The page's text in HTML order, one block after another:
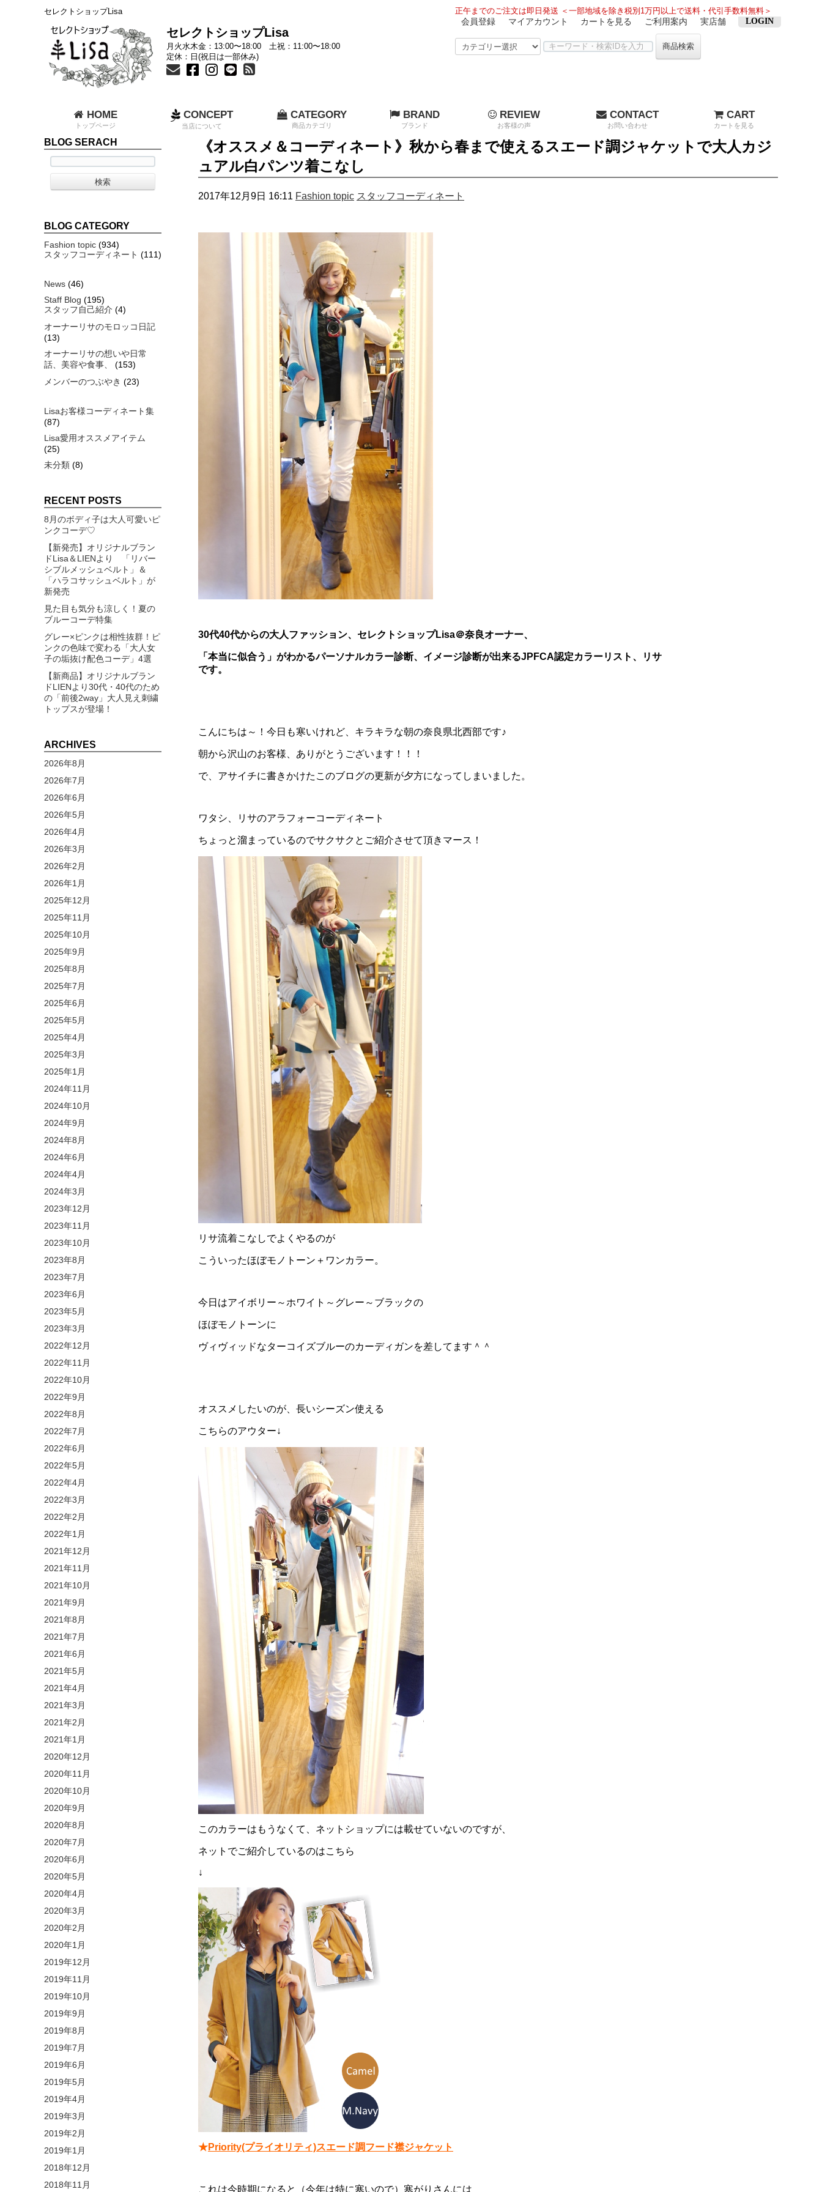
正午までのご注文は即日発送 ＜一部地域を除き税別1万円以上で送料・代引手数料無料＞
会員登録 マイアカウント カートを見る ご利用案内 実店舗 LOGIN
商品検索
セレクトショップLisa
セレクトショップLisa
月火水木金：13:00〜18:00 土祝：11:00〜18:00
定休：日(祝日は一部休み)
HOME
トップページ
CONCEPT
当店について
CATEGORY
商品カテゴリ
BRAND
ブランド
REVIEW
お客様の声
CONTACT
お問い合わせ
CART
カートを見る
《オススメ＆コーディネート》秋から春まで使えるスエード調ジャケットで大人カジ
ュアル白パンツ着こなし
2017年12月9日 16:11 Fashion topic スタッフコーディネート
30代40代からの大人ファッション、セレクトショップLisa＠奈良オーナー、
「本当に似合う」がわかるパーソナルカラー診断、イメージ診断が出来るJPFCA認定カラーリスト、リサ
です。
こんにちは～！今日も寒いけれど、キラキラな朝の奈良県北西部です♪
朝から沢山のお客様、ありがとうございます！！！
で、アサイチに書きかけたこのブログの更新が夕方になってしまいました。
ワタシ、リサのアラフォーコーディネート
ちょっと溜まっているのでサクサクとご紹介させて頂きマース！
リサ流着こなしでよくやるのが
こういったほぼモノトーン＋ワンカラー。
今日はアイボリー～ホワイト～グレー～ブラックの
ほぼモノトーンに
ヴィヴィッドなターコイズブルーのカーディガンを差してます＾＾
オススメしたいのが、長いシーズン使える
こちらのアウター↓
このカラーはもうなくて、ネットショップには載せていないのですが、
ネットでご紹介しているのはこちら
↓
★Priority(プライオリティ)スエード調フード襟ジャケット
これは今時期になると（今年は特に寒いので）寒がりさんには
BLOG SERACH
BLOG CATEGORY
Fashion topic (934)
スタッフコーディネート (111)
News (46)
Staff Blog (195)
スタッフ自己紹介 (4)
オーナーリサのモロッコ日記
(13)
オーナーリサの想いや日常
話、美容や食事、
(153)
メンバーのつぶやき (23)
Lisaお客様コーディネート集
(87)
Lisa愛用オススメアイテム
(25)
未分類 (8)
RECENT POSTS
8月のボディ子は大人可愛いピ
ンクコーデ♡
【新発売】オリジナルブラン
ドLisa＆LIENより 「リバー
シブルメッシュベルト」＆
「ハラコサッシュベルト」が
新発売
見た目も気分も涼しく！夏の
ブルーコーデ特集
グレー×ピンクは相性抜群！ピ
ンクの色味で変わる「大人女
子の垢抜け配色コーデ」4選
【新商品】オリジナルブラン
ドLIENより30代・40代のため
の「前後2way」大人見え刺繍
トップスが登場！
ARCHIVES
2026年8月
2026年7月
2026年6月
2026年5月
2026年4月
2026年3月
2026年2月
2026年1月
2025年12月
2025年11月
2025年10月
2025年9月
2025年8月
2025年7月
2025年6月
2025年5月
2025年4月
2025年3月
2025年1月
2024年11月
2024年10月
2024年9月
2024年8月
2024年6月
2024年4月
2024年3月
2023年12月
2023年11月
2023年10月
2023年8月
2023年7月
2023年6月
2023年5月
2023年3月
2022年12月
2022年11月
2022年10月
2022年9月
2022年8月
2022年7月
2022年6月
2022年5月
2022年4月
2022年3月
2022年2月
2022年1月
2021年12月
2021年11月
2021年10月
2021年9月
2021年8月
2021年7月
2021年6月
2021年5月
2021年4月
2021年3月
2021年2月
2021年1月
2020年12月
2020年11月
2020年10月
2020年9月
2020年8月
2020年7月
2020年6月
2020年5月
2020年4月
2020年3月
2020年2月
2020年1月
2019年12月
2019年11月
2019年10月
2019年9月
2019年8月
2019年7月
2019年6月
2019年5月
2019年4月
2019年3月
2019年2月
2019年1月
2018年12月
2018年11月